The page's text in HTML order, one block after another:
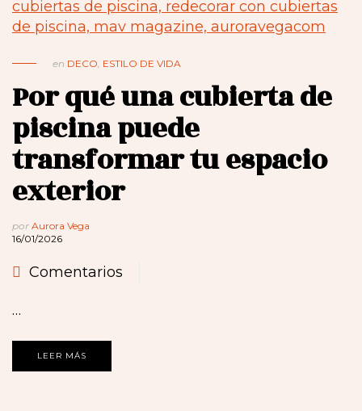
en DECO, ESTILO DE VIDA
Por qué una cubierta de
piscina puede
transformar tu espacio
exterior
por Aurora Vega
16/01/2026
Comentarios
…
LEER MÁS